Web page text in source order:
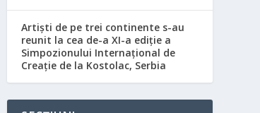
Artiști de pe trei continente s-au
reunit la cea de-a XI-a ediție a
Simpozionului Internațional de
Creație de la Kostolac, Serbia